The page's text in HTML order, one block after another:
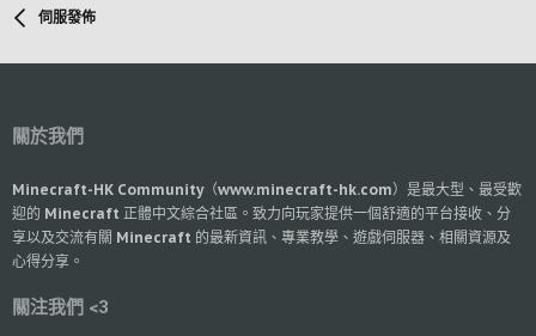
伺服發佈
關於我們
Minecraft-HK Community（www.minecraft-hk.com）是最大型、最受歡
迎的 Minecraft 正體中文綜合社區。致力向玩家提供一個舒適的平台接收、分
享以及交流有關 Minecraft 的最新資訊、專業教學、遊戲伺服器、相關資源及
心得分享。
關注我們 <3